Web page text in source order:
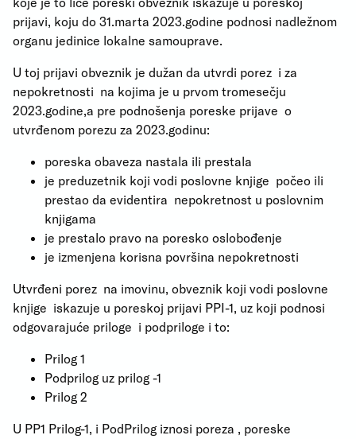
prijavi, koju do 31.marta 2023.godine podnosi nadležnom
organu jedinice lokalne samouprave.
U toj prijavi obveznik je dužan da utvrdi porez i za
nepokretnosti na kojima je u prvom tromesečju
2023.godine,a pre podnošenja poreske prijave o
utvrđenom porezu za 2023.godinu:
poreska obaveza nastala ili prestala
je preduzetnik koji vodi poslovne knjige počeo ili
prestao da evidentira nepokretnost u poslovnim
knjigama
je prestalo pravo na poresko oslobođenje
je izmenjena korisna površina nepokretnosti
Utvrđeni porez na imovinu, obveznik koji vodi poslovne
knjige iskazuje u poreskoj prijavi PPI-1, uz koji podnosi
odgovarajuće priloge i podpriloge i to:
Prilog 1
Podprilog uz prilog -1
Prilog 2
U PP1 Prilog-1, i PodPrilog iznosi poreza , poreske